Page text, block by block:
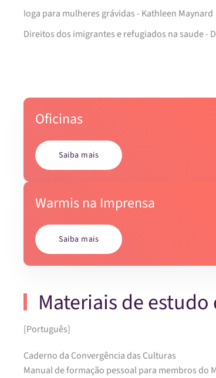
Ioga para mulheres grávidas - Kathleen Maynard
Direitos dos imigrantes e refugiados na saude -
Oficinas
Saiba mais
Warmis na Imprensa
Saiba mais
Materiais de
[Português]
Caderno da Convergência das Culturas
Manual de formação pessoal para membros do